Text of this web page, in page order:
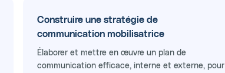
Construire une stratégie de
communication mobilisatrice
Élaborer et mettre en œuvre un plan de
communication efficace, interne et externe, pour